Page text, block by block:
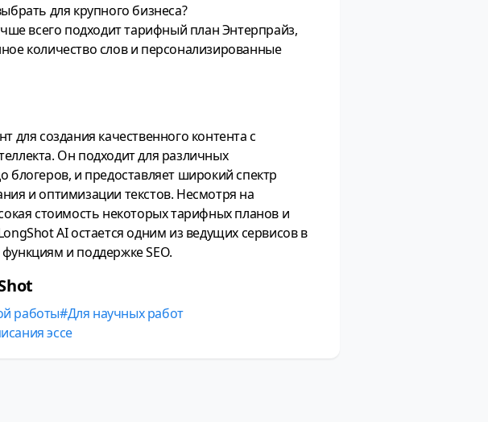
для крупного бизнеса?
всего подходит тарифный план Энтерпрайз,
количество слов и персонализированные
для создания качественного контента с
Он подходит для различных
блогеров, и предоставляет широкий спектр
и оптимизации текстов. Несмотря на
стоимость некоторых тарифных планов и
AI остается одним из ведущих сервисов в
и поддержке SEO.
работы Для научных работ
эссе